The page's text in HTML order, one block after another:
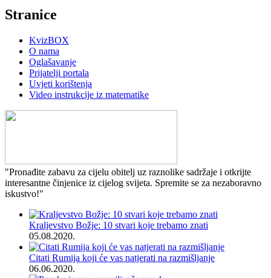
Stranice
KvizBOX
O nama
Oglašavanje
Prijatelji portala
Uvjeti korištenja
Video instrukcije iz matematike
"Pronađite zabavu za cijelu obitelj uz raznolike sadržaje i otkrijte
interesantne činjenice iz cijelog svijeta. Spremite se za nezaboravno
iskustvo!"
Kraljevstvo Božje: 10 stvari koje trebamo znati
05.08.2020.
Citati Rumija koji će vas natjerati na razmišljanje
06.06.2020.